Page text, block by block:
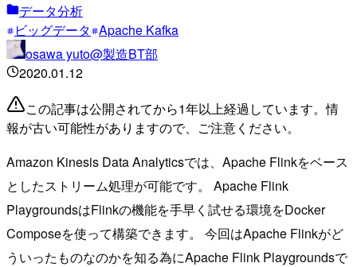
データ分析
ビッグデータ Apache Kafka
osawa yuto@製造BT部
2020.01.12
この記事は公開されてから1年以上経過しています。情
報が古い可能性がありますので、ご注意ください。
Amazon Kinesis Data Analyticsでは、Apache Flinkをベース
としたストリーム処理が可能です。 Apache Flink
PlaygroundsはFlinkの機能を手早く試せる環境をDocker
Composeを使って構築できます。 今回はApache Flinkがど
ういったものなのかを知る為にApache Flink Playgroundsで